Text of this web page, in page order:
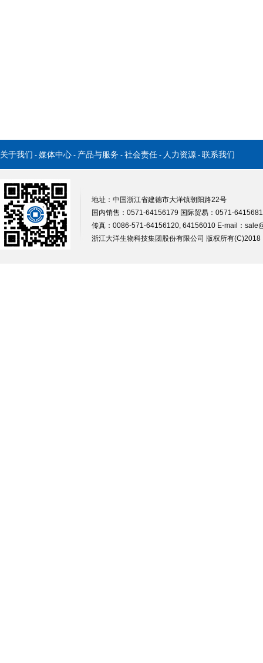
关于我们 - 媒体中心 - 产品与服务 - 社会责任 - 人力资源 - 联系我们
地址：中国浙江省建德市大洋镇朝阳路22号
国内销售：0571-64156179 国际贸易：0571-
传真：0086-571-64156120, 64156010 E-mail：
浙江大洋生物科技集团股份有限公司 版权所有